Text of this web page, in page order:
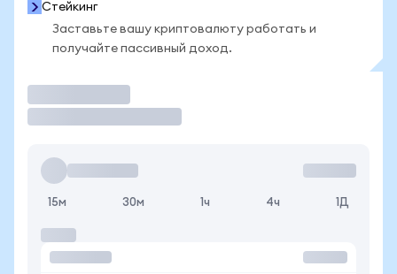
Стейкинг
Заставьте вашу криптовалюту работать и
получайте пассивный доход.
15м 30м 1ч 4ч 1Д